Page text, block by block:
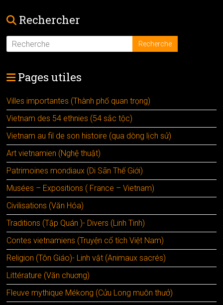
Rechercher
Pages utiles
Villes importantes (Thành phố quan trọng)
Vietnam des 54 ethnies (54 sắc tộc)
Vietnam au fil de son histoire (qua dòng lịch sử)
Art vietnamien (Nghệ thuật)
Patrimoines mondiaux (Di Sãn Thế Giới)
Musées – Expositions ( France – Vietnam)
Civilisations (Văn Hóa)
Traditions (Tập Quán )- Divers (Linh Tinh)
Contes vietnamiens (Truyện cổ tích Việt Nam)
Religion (Tôn Giáo)- Linh vật (Animaux sacrés)
Littérature (Văn chuơng)
Fleuve mythique Mékong (Cửu Long muôn thưở)